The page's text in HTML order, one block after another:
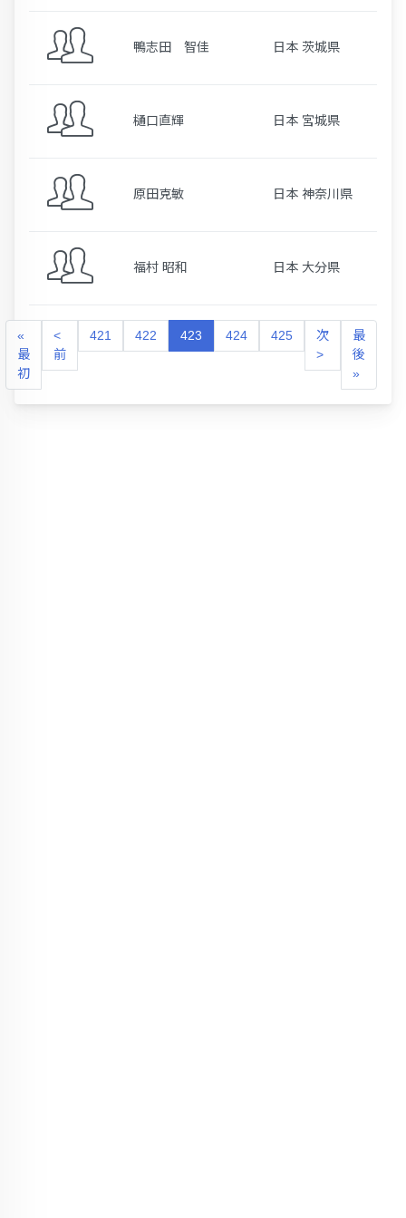
鴨志田 智佳 日本 茨城県
樋口直輝 日本 宮城県
原田克敏 日本 神奈川県
福村 昭和 日本 大分県
«
最
初
<
前
421 422 423 424 425
次
>
最
後
»